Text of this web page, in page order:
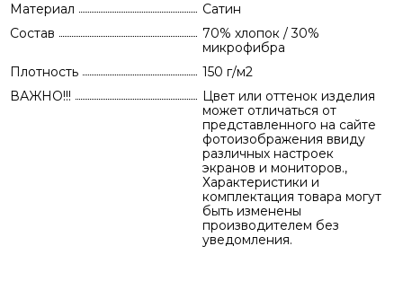
Материал
Сатин
Состав
70% хлопок / 30%
микрофибра
Плотность
150 г/м2
ВАЖНО!!!
Цвет или оттенок изделия
может отличаться от
представленного на сайте
фотоизображения ввиду
различных настроек
экранов и мониторов.,
Характеристики и
комплектация товара могут
быть изменены
производителем без
уведомления.